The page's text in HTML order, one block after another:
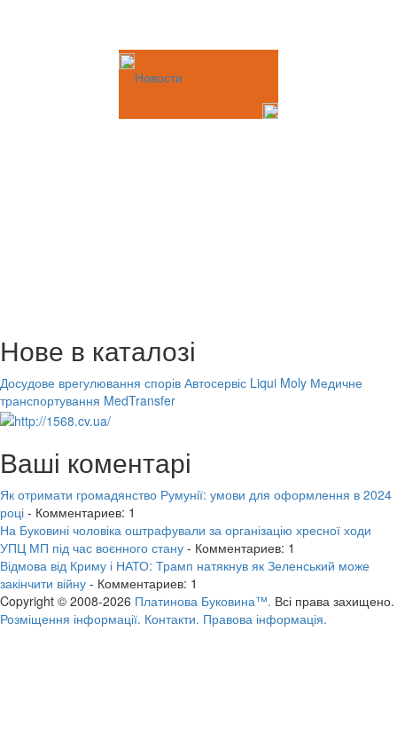
Новости
Нове в каталозі
Досудове врегулювання спорів Автосервіс Liqui Moly Медичне
транспортування MedTransfer
Ваші коментарі
Як отримати громадянство Румунії: умови для оформлення в 2024
році - Комментариев: 1
На Буковині чоловіка оштрафували за організацію хресної ходи
УПЦ МП під час воєнного стану - Комментариев: 1
Відмова від Криму і НАТО: Трамп натякнув як Зеленський може
закінчити війну - Комментариев: 1
Copyright © 2008-2026 Платинова Буковина™. Всі права захищено.
Розміщення інформації. Контакти. Правова інформація.